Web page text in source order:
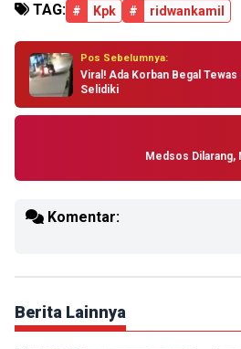
TAG: # Kpk # ridwankamil
Pos Sebelumnya:
Viral! Ada Korban Begal
Selidiki
Medsos Dilarang,
Komentar:
Berita Lainnya